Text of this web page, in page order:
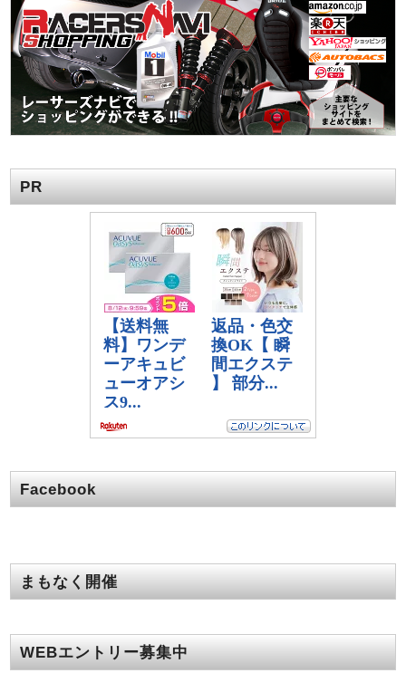
PR
Facebook
まもなく開催
WEBエントリー募集中